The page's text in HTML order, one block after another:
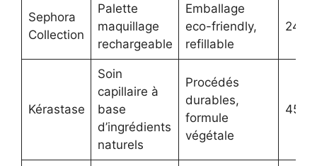
Sephora
Collection
Palette
maquillage
rechargeable
Emballage
eco-friendly,
refillable
24 €
Kérastase
Soin
capillaire à
base
d’ingrédients
naturels
Procédés
durables,
formule
végétale
45 €